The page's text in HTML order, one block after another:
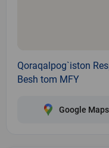
Qoraqalpog`iston
Besh tom MFY
Google Maps